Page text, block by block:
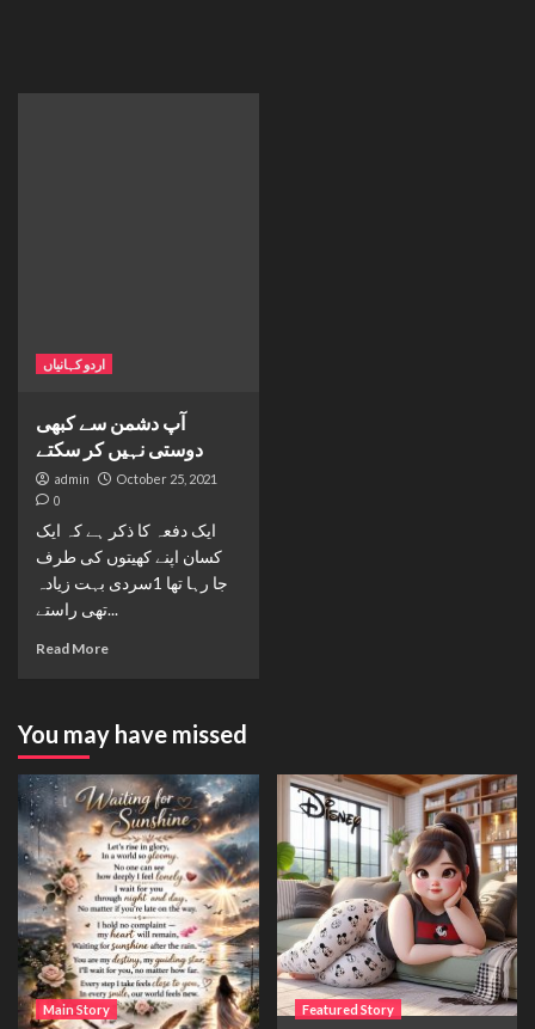
اردو کہانیاں
آپ دشمن سے کبھی
دوستی نہیں کر سکتے
admin October 25, 2021
0
ایک دفعہ کا ذکر ہے کہ ایک
کسان اپنے کھیتوں کی طرف
جا رہا تھا 1سردی بہت زیادہ
تھی راستے...
Read More
You may have missed
Main Story Featured Story